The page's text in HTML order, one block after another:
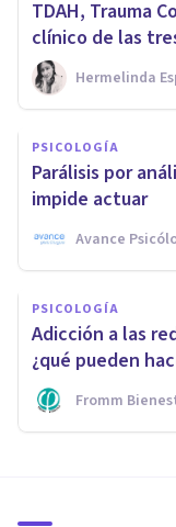
TDAH, Trauma
clínico de las
Hermelinda
PSICOLOGÍA
Parálisis por
impide actuar
Avance
PSICOLOGÍA
Adicción a las
¿qué pueden
Fromm